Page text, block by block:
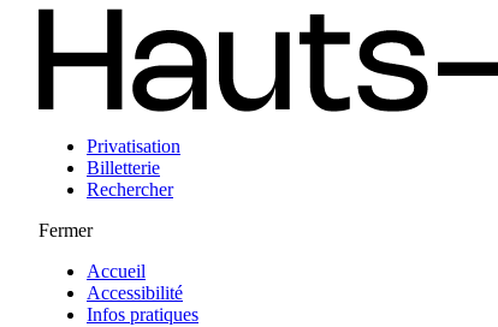
Privatisation
Billetterie
Rechercher
Fermer
Accueil
Accessibilité
Infos pratiques